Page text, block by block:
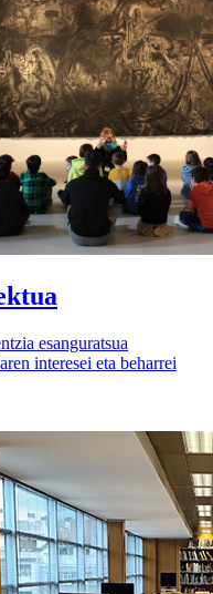
esanguratsua
interesei eta beharrei